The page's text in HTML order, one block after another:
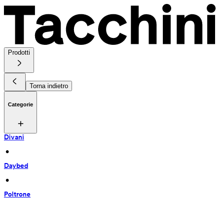
Prodotti
Torna indietro
Categorie
Divani
•
Daybed
•
Poltrone